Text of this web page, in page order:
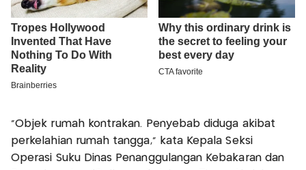
“Objek rumah kontrakan. Penyebab diduga akibat
perkelahian rumah tangga,” kata Kepala Seksi
Operasi Suku Dinas Penanggulangan Kebakaran dan